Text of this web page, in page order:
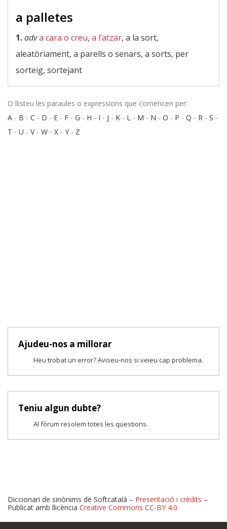
a palletes
1.adva cara o creu, a l’atzar, a la sort,
aleatòriament, a parells o senars, a sorts, per
sorteig, sortejant
O llisteu les paraules o expressions que comencen per:
A - B - C - D - E - F - G - H - I - J - K - L - M - N - O - P - Q - R - S -
T - U - V- W - X - Y - Z
Ajudeu-nos a millorar
Heu trobat un error? Aviseu-nos si veieu cap problema.
Teniu algun dubte?
Al fòrum resolem totes les qüestions.
Diccionari de sinònims de Softcatalà – Presentació i crèdits –
Publicat amb llicència Creative Commons CC-BY 4.0